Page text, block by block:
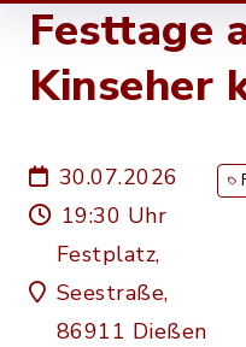
Festtage
Kinseher
30.07.2026
19:30 Uhr
Festplatz,
Seestraße,
86911 Dießen